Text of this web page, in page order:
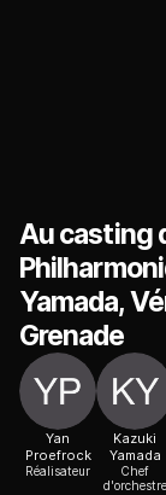
Au casting
Yamada,
Grenade
Yan
Proefrock
Réalisateur
Kazuki
Yamada
Chef
d'orchestre